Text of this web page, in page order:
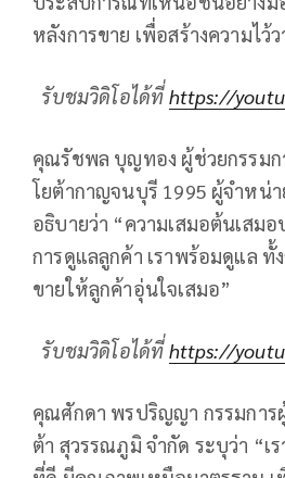
หลังการขาย เพื่อสร้างความไว้
รับชมวิดิโอได้ที่https://
คุณรัชพล บุญทอง ผู้ช่วยกรรมก
โยต้ากาญจนบุรี 1995 ผู้จำหน่า
อธิบายว่า “ความเสมอต้นเสม
การดูแลลูกค้า เราพร้อมดูแล ทั้
ขายให้ลูกค้าอุ่นใจเสมอ”
รับชมวิดิโอได้ที่https://
คุณศักดา พรปริญญา กรรมการ
ต้า สุวรรณภูมิ จำกัด ระบุว่า “เ